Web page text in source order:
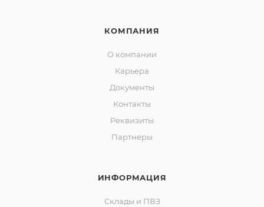
КОМПАНИЯ
О компании
Карьера
Документы
Контакты
Реквизиты
Партнеры
ИНФОРМАЦИЯ
Склады и ПВЗ